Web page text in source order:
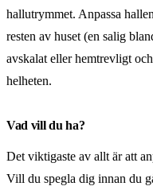
hallutrymmet. Anpassa
resten av huset (en salig
avskalat eller hemtrevligt
helheten.
Vad vill du ha?
Det viktigaste av allt är att
Vill du spegla dig innan du